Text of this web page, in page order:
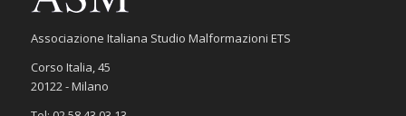
Associazione Italiana Studio Malformazioni ETS
Corso Italia, 45
20122 - Milano